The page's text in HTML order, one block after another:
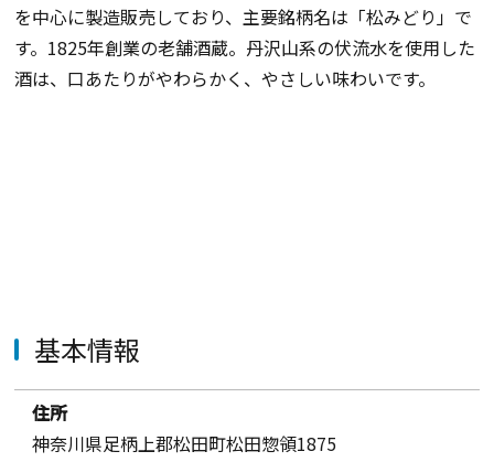
を中心に製造販売しており、主要銘柄名は「松みどり」で
す。1825年創業の老舗酒蔵。丹沢山系の伏流水を使用した
酒は、口あたりがやわらかく、やさしい味わいです。
基本情報
住所
神奈川県足柄上郡松田町松田惣領1875